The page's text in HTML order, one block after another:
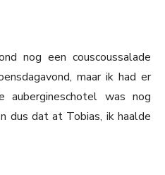
nog een couscoussalade
maar ik had er
was nog
dus dat at Tobias, ik haalde